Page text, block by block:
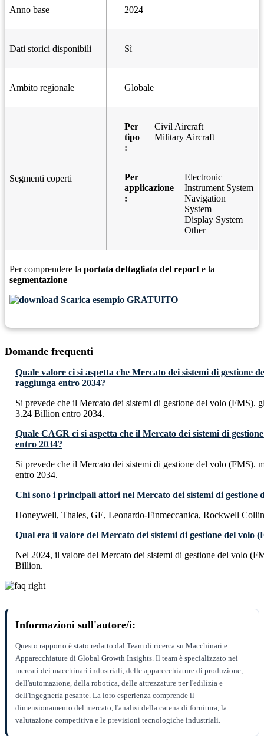
Anno base 2024
Dati storici disponibili Sì
Ambito regionale Globale
Segmenti coperti
Per
tipo
:
Civil Aircraft
Military Aircraft
Per
applicazione
:
Electronic
Instrument System
Navigation
System
Display System
Other
Per comprendere la portata dettagliata del report e la
segmentazione
Scarica esempio GRATUITO
Domande frequenti
Quale valore ci si aspetta che Mercato dei sistemi di gestione
raggiunga entro 2034?
Si prevede che il Mercato dei sistemi di gestione del volo (FMS).
3.24 Billion entro 2034.
Quale CAGR ci si aspetta che il Mercato dei sistemi di
entro 2034?
Si prevede che il Mercato dei sistemi di gestione del volo (FMS).
entro 2034.
Chi sono i principali attori nel Mercato dei sistemi di gestione
Honeywell, Thales, GE, Leonardo-Finmeccanica, Rockwell
Qual era il valore del Mercato dei sistemi di gestione del volo
Nel 2024, il valore del Mercato dei sistemi di gestione del volo
Billion.
Informazioni sull'autore/i:
Questo rapporto è stato redatto dal Team di ricerca su Macchinari e
Apparecchiature di Global Growth Insights. Il team è specializzato nei
mercati dei macchinari industriali, delle apparecchiature di produzione,
dell'automazione, della robotica, delle attrezzature per l'edilizia e
dell'ingegneria pesante. La loro esperienza comprende il
dimensionamento del mercato, l'analisi della catena di fornitura, la
valutazione competitiva e le previsioni tecnologiche industriali.